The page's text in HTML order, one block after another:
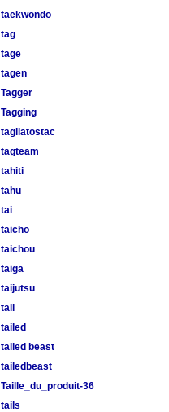
taekwondo
tag
tage
tagen
Tagger
Tagging
tagliatostac
tagteam
tahiti
tahu
tai
taicho
taichou
taiga
taijutsu
tail
tailed
tailed beast
tailedbeast
Taille_du_produit-36
tails